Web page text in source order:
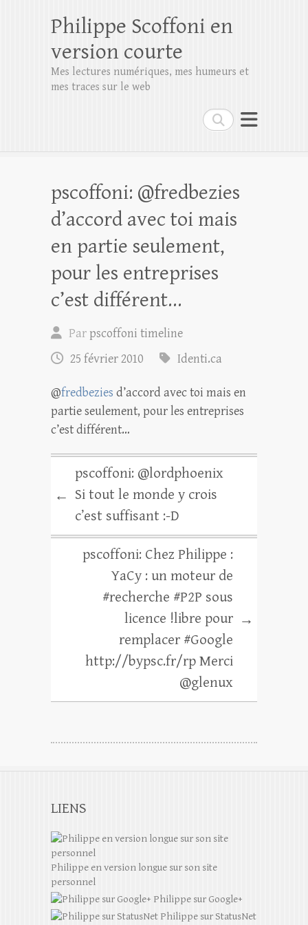
Rechercher
Philippe Scoffoni en
version courte
Mes lectures numériques, mes humeurs et
mes traces sur le web
pscoffoni: @fredbezies
d’accord avec toi mais
en partie seulement,
pour les entreprises
c’est différent…
Par pscoffoni timeline
25 février 2010
Identi.ca
@fredbezies d’accord avec toi mais en
partie seulement, pour les entreprises
c’est différent…
←
pscoffoni: @lordphoenix
Si tout le monde y crois
c’est suffisant :-D
pscoffoni: Chez Philippe :
YaCy : un moteur de
#recherche #P2P sous
licence !libre pour
remplacer #Google
http://bypsc.fr/rp Merci
@glenux
→
LIENS
Philippe en version longue sur son site
personnel
Philippe sur Google+
Philippe sur StatusNet